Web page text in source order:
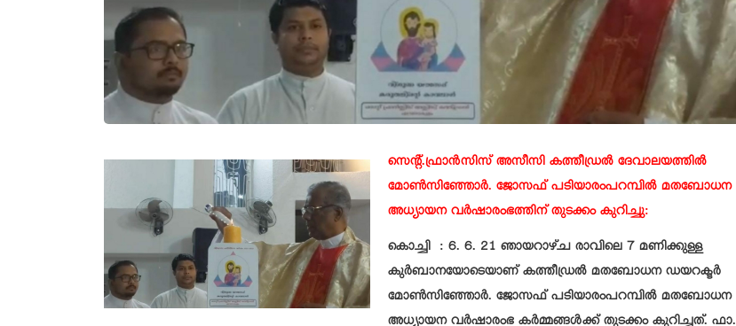
സെന്റ്.ഫ്രാൻസിസ് അസീസി കത്തീഡ്രൽ ദേവാലയത്തിൽ
മോൺസിഞ്ഞോർ. ജോസഫ് പടിയാരംപറമ്പിൽ മതബോധന
അധ്യായന വർഷാരംഭത്തിന് തുടക്കം കുറിച്ചു:
കൊച്ചി : 6. 6. 21 ഞായറാഴ്ച രാവിലെ 7 മണിക്കുള്ള
കുർബാനയോടെയാണ് കത്തീഡ്രൽ മതബോധന ഡയറക്ടർ
മോൺസിഞ്ഞോർ. ജോസഫ് പടിയാരംപറമ്പിൽ മതബോധന
അധ്യായന വർഷാരംഭ കർമ്മങ്ങൾക്ക് തുടക്കം കുറിച്ചത്. ഫാ.